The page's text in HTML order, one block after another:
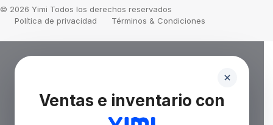
© 2026 Yimi Todos los derechos reservados
Política de privacidad
Términos & Condiciones
Ventas e inventario con